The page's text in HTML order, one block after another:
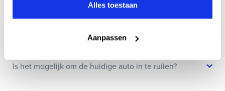
Alles toestaan
Aanpassen
Is het mogelijk om de huidige auto in te ruilen?